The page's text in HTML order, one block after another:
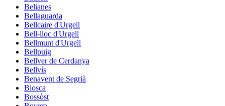
Belianes
Bellaguarda
Bellcaire d'Urgell
Bell-lloc d'Urgell
Bellmunt d'Urgell
Bellpuig
Bellver de Cerdanya
Bellvís
Benavent de Segrià
Biosca
Bossòst